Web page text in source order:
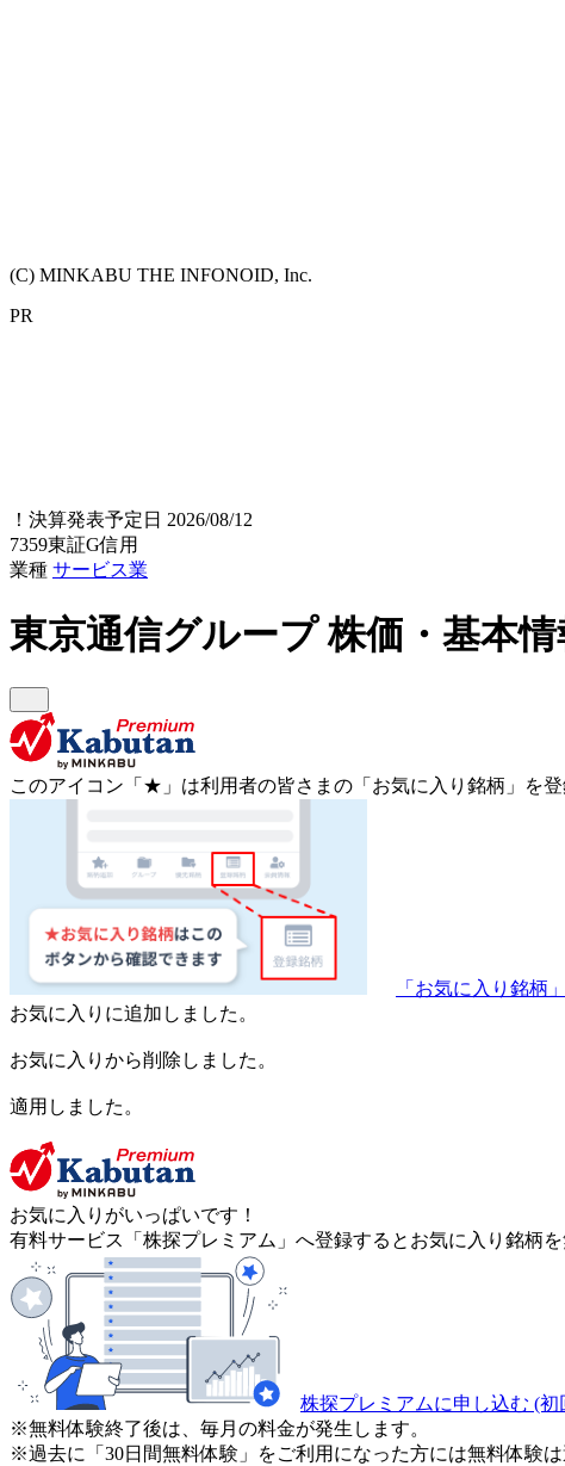
(C) MINKABU THE INFONOID, Inc.
PR
！ 決算発表予定日 2026/08/12
7359東証G信用
業種 サービス業
東京通信グループ株価・基本情
このアイコン 「★」 は利用者の皆さまの 「お気に入り銘柄」を
「お気に入り銘柄
お気に入りに追加しました。
お気に入りから削除しました。
適用しました。
お気に入りがいっぱいです！
有料サービス「株探プレミアム」へ登録するとお気に入り銘柄
株探プレミアムに申し込む (初
※無料体験終了後は、毎月の料金が発生します。
※過去に「30日間無料体験」をご利用になった方には無料体験は